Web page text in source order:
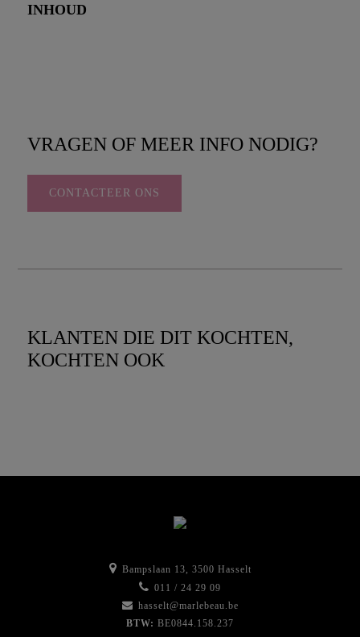
INHOUD
VRAGEN OF MEER INFO NODIG?
CONTACTEER ONS
KLANTEN DIE DIT KOCHTEN,
KOCHTEN OOK
Bampslaan 13, 3500 Hasselt
011 / 24 29 09
hasselt@marlebeau.be
BTW: BE0844.158.237